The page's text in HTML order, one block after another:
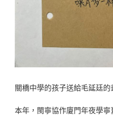
關橋中學的孩子送給毛延廷的
本年，閩寧協作廈門年夜學